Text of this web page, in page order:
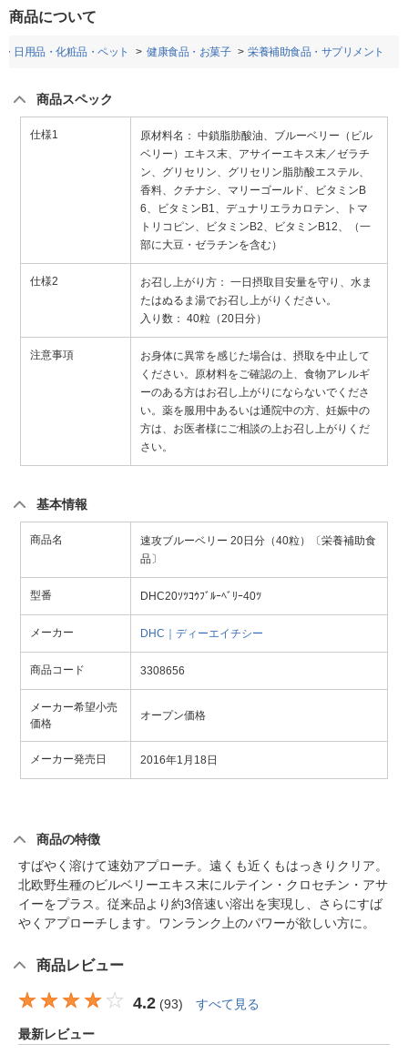
商品について
・日用品・化粧品・ペット 健康食品・お菓子 栄養補助食品・サプリメント
商品スペック
仕様1
原材料名： 中鎖脂肪酸油、ブルーベリー（ビル
ベリー）エキス末、アサイーエキス末／ゼラチ
ン、グリセリン、グリセリン脂肪酸エステル、
香料、クチナシ、マリーゴールド、ビタミンB
6、ビタミンB1、デュナリエラカロテン、トマ
トリコピン、ビタミンB2、ビタミンB12、（一
部に大豆・ゼラチンを含む）
仕様2
お召し上がり方： 一日摂取目安量を守り、水ま
たはぬるま湯でお召し上がりください。
入り数： 40粒（20日分）
注意事項
お身体に異常を感じた場合は、摂取を中止して
ください。原材料をご確認の上、食物アレルギ
ーのある方はお召し上がりにならないでくださ
い。薬を服用中あるいは通院中の方、妊娠中の
方は、お医者様にご相談の上お召し上がりくだ
さい。
基本情報
商品名
速攻ブルーベリー 20日分（40粒）〔栄養補助食
品〕
型番 DHC20ｿﾂｺｳﾌﾞﾙｰﾍﾞﾘｰ40ﾂ
メーカー DHC｜ディーエイチシー
商品コード 3308656
メーカー希望小売
価格
オープン価格
メーカー発売日 2016年1月18日
商品の特徴
すばやく溶けて速効アプローチ。遠くも近くもはっきりクリア。
北欧野生種のビルベリーエキス末にルテイン・クロセチン・アサ
イーをプラス。従来品より約3倍速い溶出を実現し、さらにすば
やくアプローチします。ワンランク上のパワーが欲しい方に。
商品レビュー
4.2 (93) すべて見る
最新レビュー